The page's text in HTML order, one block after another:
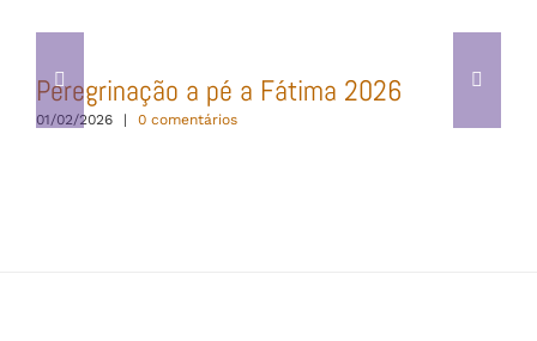
Peregrinação a pé a Fátima 2026
01/02/2026 | 0 comentários